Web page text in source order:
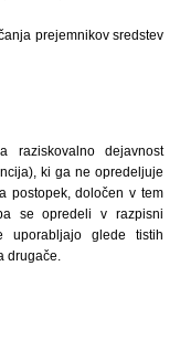
prejemnikov sredstev
dejavnost
ki ga ne opredeljuje
postopek, določen v tem
se opredeli v razpisni
uporabljajo glede tistih
drugače.